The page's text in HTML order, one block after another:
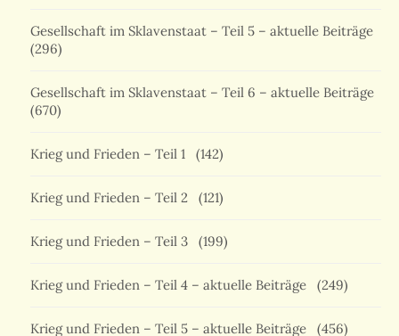
Gesellschaft im Sklavenstaat – Teil 5 – aktuelle Beiträge
(296)
Gesellschaft im Sklavenstaat – Teil 6 – aktuelle Beiträge
(670)
Krieg und Frieden – Teil 1 (142)
Krieg und Frieden – Teil 2 (121)
Krieg und Frieden – Teil 3 (199)
Krieg und Frieden – Teil 4 – aktuelle Beiträge (249)
Krieg und Frieden – Teil 5 – aktuelle Beiträge (456)